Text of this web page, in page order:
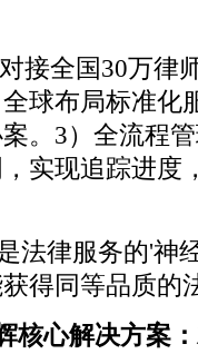
接全国30万律
球布局标准化
。3）全流程
实现追踪进度
法律服务的'神
得同等品质的
核心解决方案